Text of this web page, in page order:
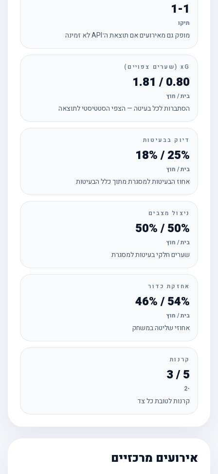
1-1
תיקו
מופק גם מאירועים אם תוצאת ה־API לא זמינה
xG (שערים צפויים)
0.80 / 1.81
בית / חוץ
הסתברות לכל בעיטה — הצפי הסטטיסטי לתוצאה
דיוק בבעיטות
25% / 18%
בית / חוץ
אחוז הבעיטות למסגרת מתוך כלל הבעיטות
ניצול מצבים
50% / 50%
בית / חוץ
שערים חלקי בעיטות למסגרת
אחזקת כדור
54% / 46%
בית / חוץ
אחוזי שליטה במשחק
קרנות
קרנות לטובת כל צד
אירועים מרכזיים